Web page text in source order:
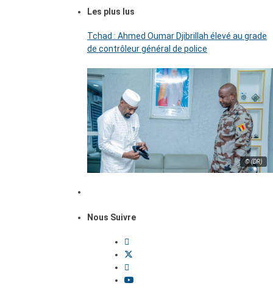
Les plus lus
Tchad : Ahmed Oumar Djibrillah élevé au grade
de contrôleur général de police
© (DR)
Nous Suivre